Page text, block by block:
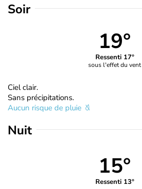
Soir
19°
Ressenti 17°
sous l'effet du vent
Ciel clair.
Sans précipitations.
Aucun risque de pluie
Nuit
15°
Ressenti 13°